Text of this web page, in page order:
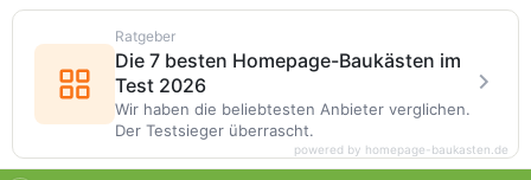
Ratgeber
Die 7 besten Homepage-Baukästen im
Test 2026
Wir haben die beliebtesten Anbieter verglichen.
Der Testsieger überrascht.
powered by homepage-baukasten.de